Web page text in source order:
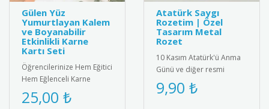
Gülen Yüz
Yumurtlayan Kalem
ve Boyanabilir
Etkinlikli Karne
Kartı Seti
Öğrencilerinize Hem Eğitici
Hem Eğlenceli Karne
Hediyesi: Gülen Yüz
Yumurtlayan Kalem ve
25,00 ₺
Atatürk Saygı
Rozetim | Özel
Tasarım Metal
Rozet
10 Kasım Atatürk'ü Anma
Günü ve diğer resmi
törenler için özel olarak
tasarlanmış metal saygı
9,90 ₺